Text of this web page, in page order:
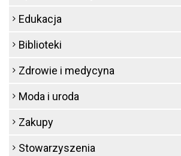
Edukacja
Biblioteki
Zdrowie i medycyna
Moda i uroda
Zakupy
Stowarzyszenia